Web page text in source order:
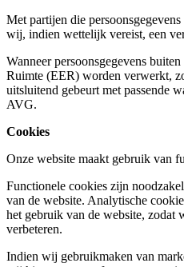
Met partijen die
wij, indien wettelijk vereist, een
Wanneer persoonsgegevens
Ruimte (EER) worden verwerkt,
uitsluitend gebeurt met passende
AVG.
Cookies
Onze website maakt gebruik van
Functionele cookies zijn
van de website. Analytische
het gebruik van de website, zodat
verbeteren.
Indien wij gebruikmaken van